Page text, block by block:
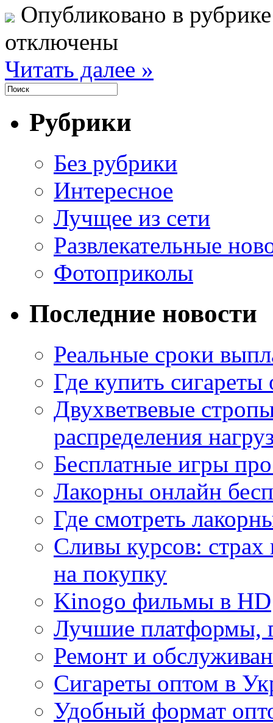
Опубликовано в
отключены
Читать далее »
Рубрики
Без рубрики
Интересное
Лучщее из сети
Развлекательные
Фотоприколы
Последние новости
Реальные сроки
Где купить
Двухветвевые
распределения
Бесплатные игры
Лакорны онлайн
Где смотреть
Сливы курсов:
на покупку
Kinogo фильмы в HD
Лучшие платформы,
Ремонт и
Сигареты оптом в
Удобный формат